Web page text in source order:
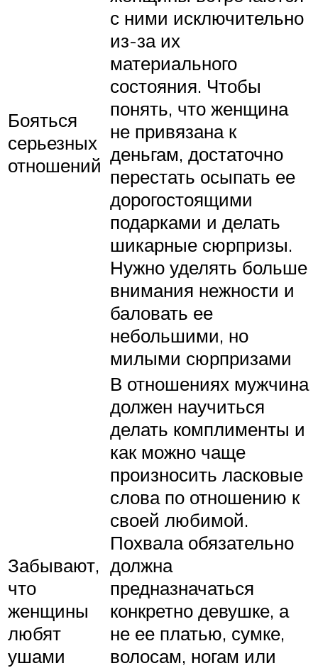
Бояться
серьезных
отношений
с ними исключительно
из-за их
материального
состояния. Чтобы
понять, что женщина
не привязана к
деньгам, достаточно
перестать осыпать ее
дорогостоящими
подарками и делать
шикарные сюрпризы.
Нужно уделять больше
внимания нежности и
баловать ее
небольшими, но
милыми сюрпризами
Забывают,
что
женщины
любят
ушами
В отношениях мужчина
должен научиться
делать комплименты и
как можно чаще
произносить ласковые
слова по отношению к
своей любимой.
Похвала обязательно
должна
предназначаться
конкретно девушке, а
не ее платью, сумке,
волосам, ногам или